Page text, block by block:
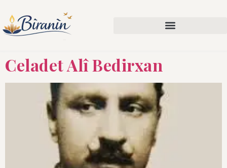
Celadet Alî Bedirxan